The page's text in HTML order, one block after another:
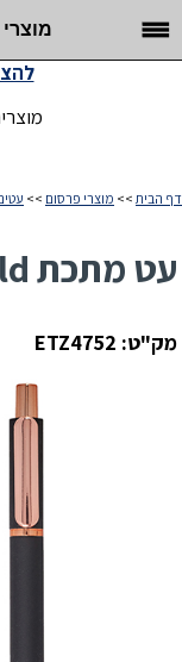
דף הבית >> מוצרי פרסום >>
עט מתכת Rotary Gold
מק"ט: ETZ4752